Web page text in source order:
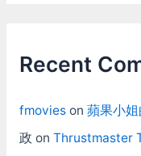
Recent
fmovieson 蘋果小
政 on Thrustmaster